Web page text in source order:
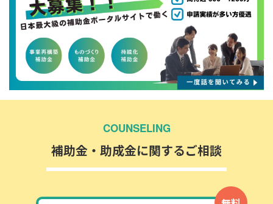
COUNSELING
補助金・助成金に関するご相談